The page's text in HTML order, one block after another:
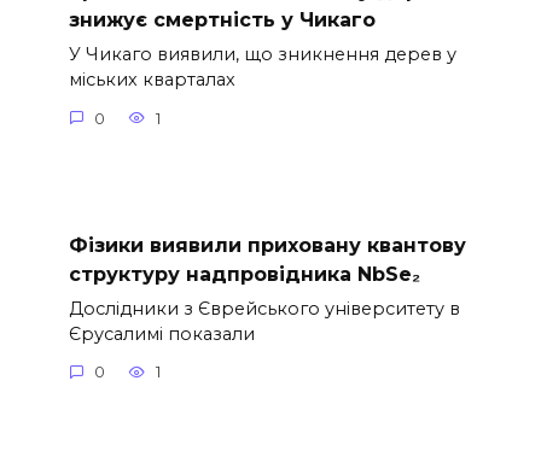
знижує смертність у Чикаго
У Чикаго виявили, що зникнення дерев у
міських кварталах
0 1
Фізики виявили приховану квантову
структуру надпровідника NbSe₂
Дослідники з Єврейського університету в
Єрусалимі показали
0 1